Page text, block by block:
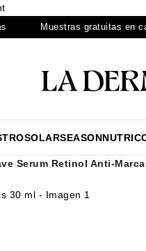
Muestras gratuitas en cada
SOLARSEASON
Serum Retinol Anti-